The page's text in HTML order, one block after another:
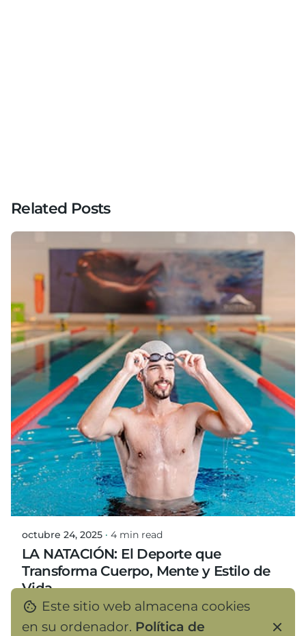
Related Posts
Posted by
Mario Ortiz Gonzalez
octubre 24, 2025 4 min read
LA NATACIÓN: El Deporte que
Transforma Cuerpo, Mente y Estilo de
Vida.
Pocos deportes combinan tantos
Este sitio web almacena cookies
en su ordenador. Política de